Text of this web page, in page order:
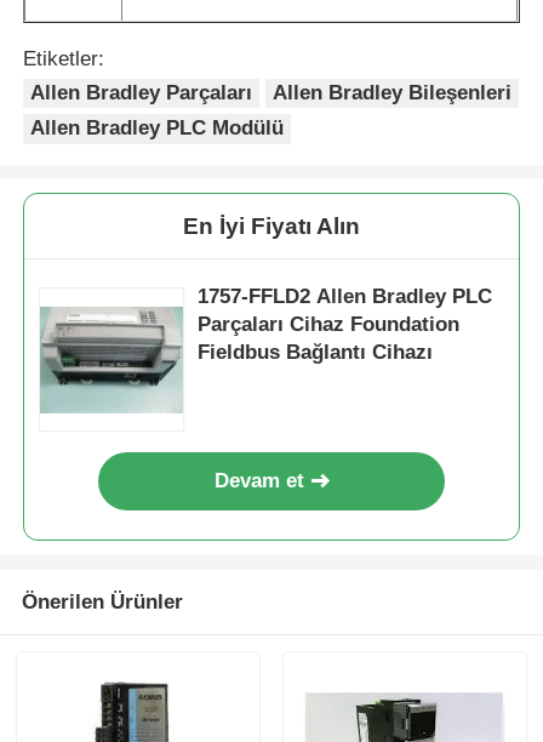
Hakkımızda
Etiketler:
Allen Bradley Parçaları
Allen Bradley Bileşenleri
Allen Bradley PLC Modülü
En İyi Fiyatı Alın
1757-FFLD2 Allen Bradley PLC
Parçaları Cihaz Foundation
Fieldbus Bağlantı Cihazı
Devam et
Önerilen Ürünler